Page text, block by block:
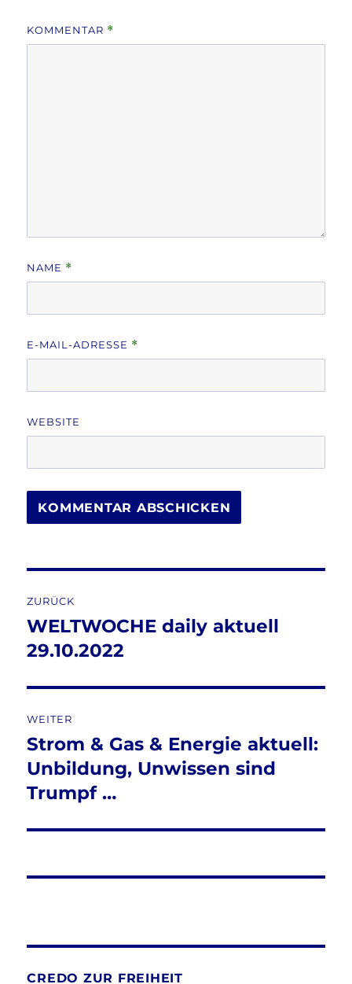
KOMMENTAR *
NAME *
E-MAIL-ADRESSE *
WEBSITE
ZURÜCK
Vorheriger
Beitrag:
WELTWOCHE daily aktuell
29.10.2022
WEITER
Nächster
Beitrag:
Strom & Gas & Energie aktuell:
Unbildung, Unwissen sind
Trumpf …
CREDO ZUR FREIHEIT